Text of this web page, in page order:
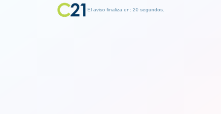
El aviso finaliza en: 19 segundos.